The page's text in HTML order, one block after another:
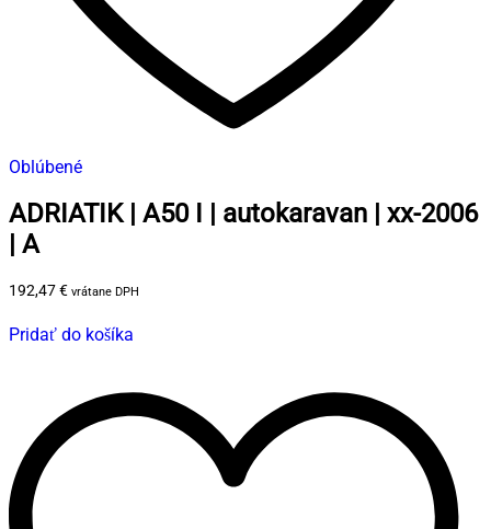
Oblúbené
ADRIATIK | A50 I | autokaravan | xx-2006
| A
192,47€ vrátane DPH
Pridať do košíka